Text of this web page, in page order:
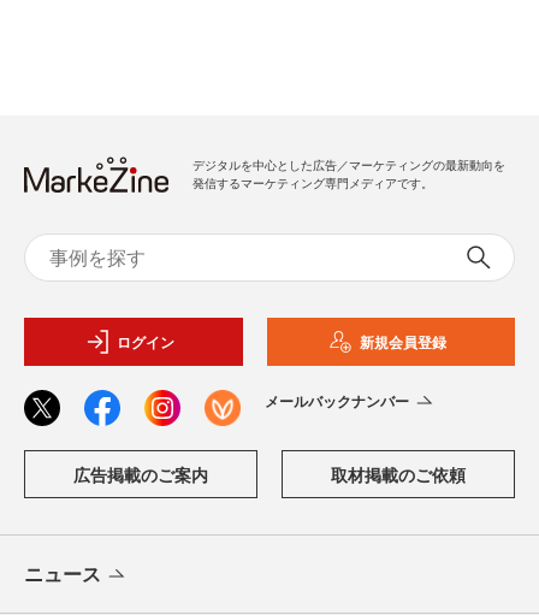
デジタルを中心とした広告／マーケティングの最新動向を
発信するマーケティング専門メディアです。
ログイン 新規会員登録
メールバックナンバー
広告掲載のご案内 取材掲載のご依頼
ニュース